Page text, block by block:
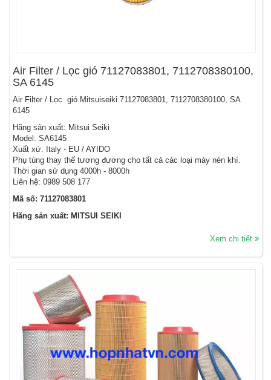
Air Filter / Lọc gió 71127083801, 7112708380100,
SA 6145
Air Filter / Lọc gió Mitsuiseiki 71127083801, 7112708380100, SA
6145
Hãng sản xuất: Mitsui Seiki
Model: SA6145
Xuất xứ: Italy - EU / AYIDO
Phụ tùng thay thế tương đương cho tất cả các loại máy nén khí.
Thời gian sử dụng 4000h - 8000h
Liên hệ: 0989 508 177
Mã số: 71127083801
Hãng sản xuất: MITSUI SEIKI
Xem chi tiết